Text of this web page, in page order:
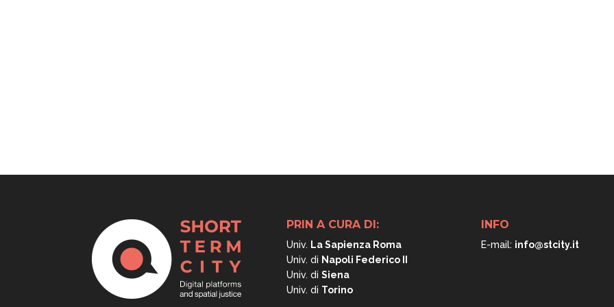
PRIN A CURA DI:
Univ. La Sapienza Roma
Univ. di Napoli Federico II
Univ. di Siena
Univ. di Torino
INFO
E-mail: info@stcity.it